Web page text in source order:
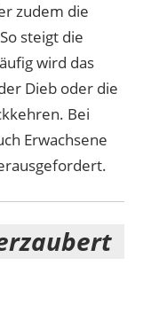
zudem die
steigt die
wird das
Dieb oder die
Bei
Erwachsene